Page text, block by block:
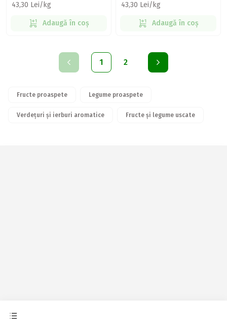
43,30 Lei/kg
Adaugă în coș
43,30 Lei/kg
Adaugă în coș
1 2
Fructe proaspete Legume proaspete
Verdețuri și ierburi aromatice Fructe și legume uscate